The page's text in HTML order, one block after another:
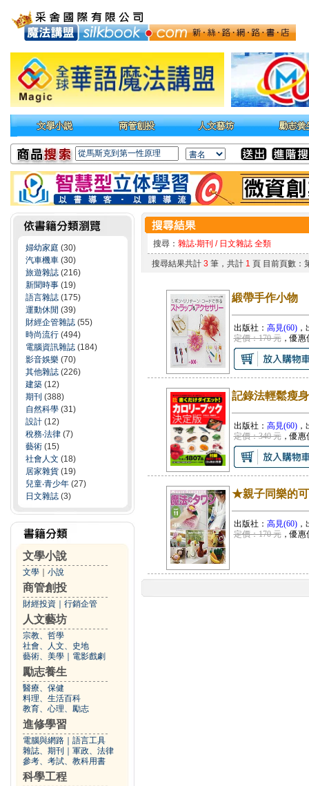
婦幼家庭 (30)
汽車機車 (30)
旅遊雜誌 (216)
新聞時事 (19)
語言雜誌 (175)
運動休閒 (39)
財經企管雜誌 (55)
時尚流行 (494)
電腦資訊雜誌 (184)
影音娛樂 (70)
其他雜誌 (226)
建築 (12)
期刊 (388)
自然科學 (31)
設計 (12)
稅務‧法律 (7)
藝術 (15)
社會人文 (18)
居家雜貨 (19)
兒童‧青少年 (27)
日文雜誌 (3)
文學小說
文學 小說
商管創投
財經投資 行銷企管
人文藝坊
宗教、哲學
社會、人文、史地
藝術、美學
電影戲劇
勵志養生
醫療、保健
料理、生活百科
教育、心理、勵志
進修學習
電腦與網路
語言工具
雜誌、期刊
軍政、法律
參考、考試、教科用書
科學工程
搜尋： 雜誌‧期刊 / 日文雜誌 全類
搜尋結果共計 3 筆，共計 1 頁 目前頁數：
緞帶手作小物
出版社： 高見(60)，
定價：170 元，優惠
記錄法輕鬆瘦
出版社： 高見(60)，
定價：340 元，優惠
★親子同樂的可
出版社： 高見(60)，
定價：170 元，優惠